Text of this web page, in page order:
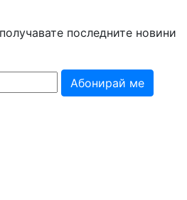
последните новини
Абонирай ме